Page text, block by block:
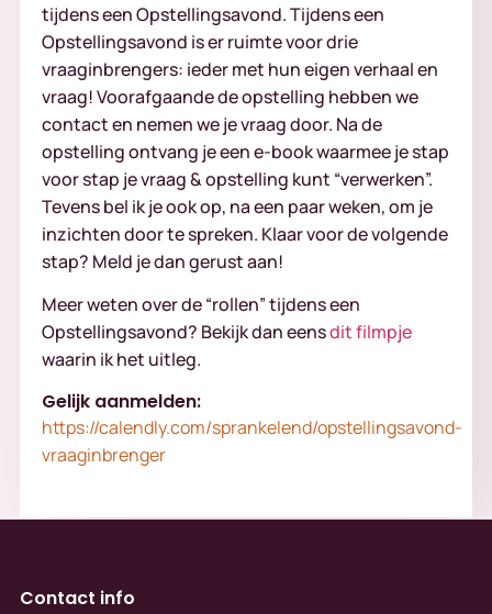
tijdens een Opstellingsavond. Tijdens een
Opstellingsavond is er ruimte voor drie
vraaginbrengers: ieder met hun eigen verhaal en
vraag! Voorafgaande de opstelling hebben we
contact en nemen we je vraag door. Na de
opstelling ontvang je een e-book waarmee je stap
voor stap je vraag & opstelling kunt “verwerken”.
Tevens bel ik je ook op, na een paar weken, om je
inzichten door te spreken. Klaar voor de volgende
stap? Meld je dan gerust aan!
Meer weten over de “rollen” tijdens een
Opstellingsavond? Bekijk dan eensdit filmpje
waarin ik het uitleg.
Gelijk aanmelden:
https://calendly.com/sprankelend/opstellingsavond-
vraaginbrenger
Contact info